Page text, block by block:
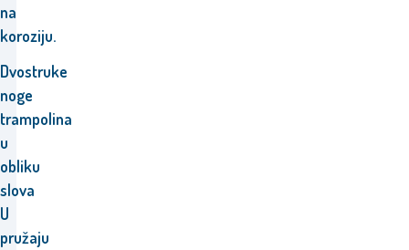
na
koroziju.
Dvostruke
noge
trampolina
u
obliku
slova
U
pružaju